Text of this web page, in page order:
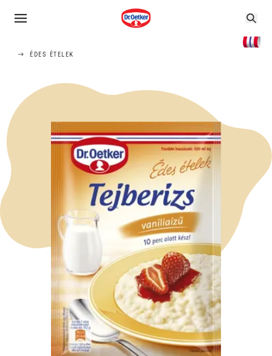
ÉDES ÉTELEK